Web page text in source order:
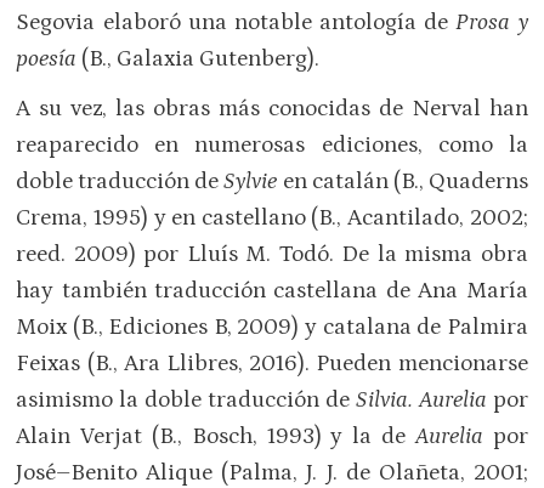
Segovia elaboró una notable antología deProsa y
poesía (B., Galaxia Gutenberg).
A su vez, las obras más conocidas de Nerval han
reaparecido en numerosas ediciones, como la
doble traducción deSylvie en catalán (B., Quaderns
Crema, 1995) y en castellano (B., Acantilado, 2002;
reed. 2009) por Lluís M. Todó. De la misma obra
hay también traducción castellana de Ana María
Moix (B., Ediciones B, 2009) y catalana de Palmira
Feixas (B., Ara Llibres, 2016). Pueden mencionarse
asimismo la doble traducción de Silvia. Aurelia por
Alain Verjat (B., Bosch, 1993) y la deAurelia por
José–Benito Alique (Palma, J. J. de Olañeta, 2001;